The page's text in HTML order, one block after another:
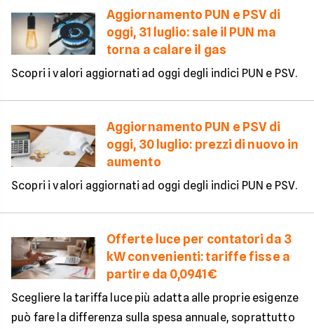
Aggiornamento PUN e PSV di
oggi, 31 luglio: sale il PUN ma
torna a calare il gas
Scopri i valori aggiornati ad oggi degli indici PUN e PSV.
Aggiornamento PUN e PSV di
oggi, 30 luglio: prezzi di nuovo in
aumento
Scopri i valori aggiornati ad oggi degli indici PUN e PSV.
Offerte luce per contatori da 3
kW convenienti: tariffe fisse a
partire da 0,0941€
Scegliere la tariffa luce più adatta alle proprie esigenze
può fare la differenza sulla spesa annuale, soprattutto